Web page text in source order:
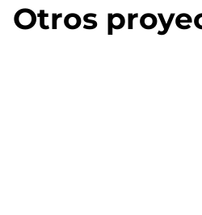
Otros